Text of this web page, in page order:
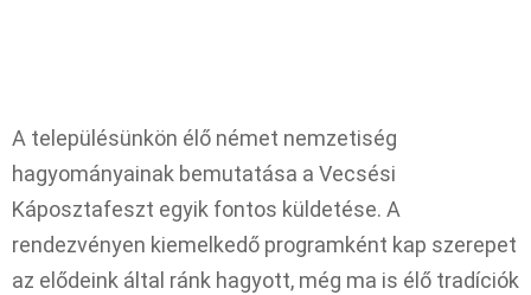
A településünkön élő német nemzetiség
hagyományainak bemutatása a Vecsési
Káposztafeszt egyik fontos küldetése. A
rendezvényen kiemelkedő programként kap szerepet
az elődeink által ránk hagyott, még ma is élő tradíciók